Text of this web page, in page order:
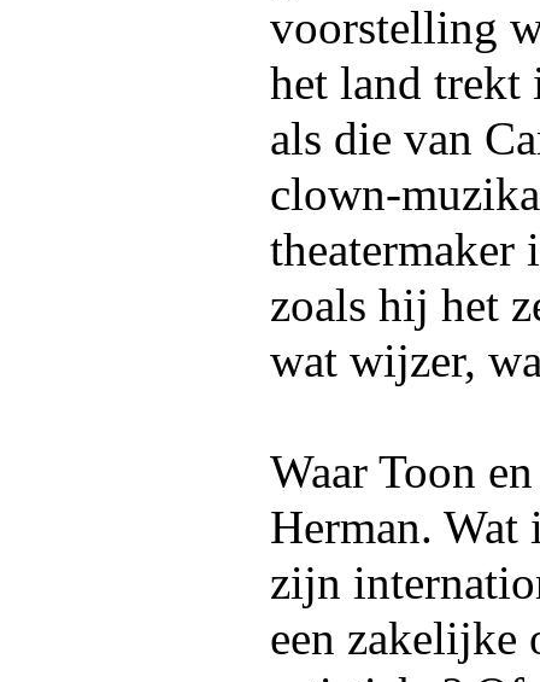
voorstelling
het land trekt
als die van
clown-
theatermaker
zoals hij het
wat wijzer,
Waar Toon
Herman. Wat
zijn
een zakelijke